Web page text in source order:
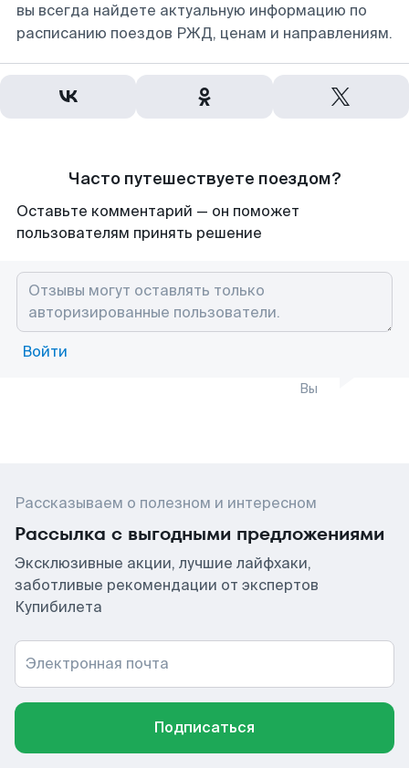
вы всегда найдете актуальную информацию по
расписанию поездов РЖД, ценам и направлениям.
Часто путешествуете поездом?
Оставьте комментарий — он поможет
пользователям принять решение
Войти
Вы
Рассказываем о полезном и интересном
Рассылка с выгодными предложениями
Эксклюзивные акции, лучшие лайфхаки,
заботливые рекомендации от экспертов
Купибилета
Электронная почта
Подписаться